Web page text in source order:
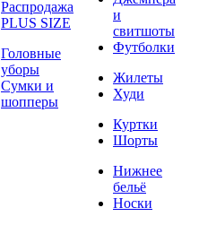
Распродажа
PLUS SIZE
Головные
уборы
Сумки и
шопперы
и
свитшоты
Футболки
Жилеты
Худи
Куртки
Шорты
Нижнее
бельё
Носки